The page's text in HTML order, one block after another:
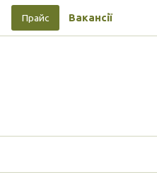
Прайс Вакансії